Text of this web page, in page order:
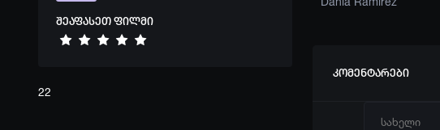
შეაფასეთ ფილმი
22
კომენტარები